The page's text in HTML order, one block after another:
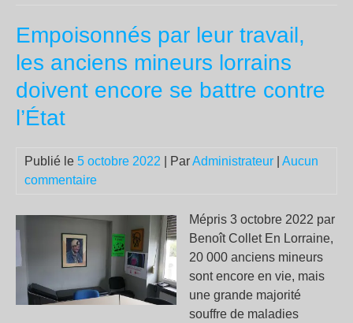
Empoisonnés par leur travail,
les anciens mineurs lorrains
doivent encore se battre contre
l’État
Publié le 5 octobre 2022 | ParAdministrateur
Aucun
commentaire
Mépris 3 octobre 2022 par
Benoît Collet En Lorraine,
20 000 anciens mineurs
sont encore en vie, mais
une grande majorité
souffre de maladies